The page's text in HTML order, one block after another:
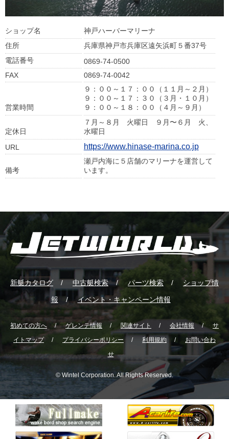
ショップ名
神戸ハーバーマリーナ
住所
兵庫県神戸市兵庫区遠矢浜町５番37号
電話番号
0869-74-0500
FAX
0869-74-0042
営業時間
９：００～１７：００（１１月～２月）
９：００～１７：３０（３月・１０月）
９：００～１８：００（４月～９月）
定休日
７月～８月 火曜日 ９月〜６月 火、
水曜日
URL
https://www.hinase-marina.co.jp
備考
瀬戸内海に５店舗のマリーナを運営して
います。
新艇カタログ 中古艇検索 パーツ検索 ショップ情
報 イベント・キャンペーン情報
初めての方へ ゲレンテ情報 関連サイト 会社情報
サ
イトマップ
プライバシーポリシー 利用規約
お問い合わ
せ
© Wintel Corporation. All Rights Reserved.